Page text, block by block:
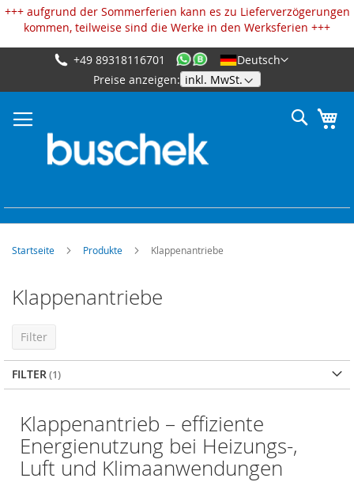
+++ aufgrund der Sommerferien kann es zu Lieferverzögerungen
kommen, teilweise sind die Werke in den Werksferien +++
Zum
Inhalt
Deutsch
Preise anzeigen:
+49 89318116701
Suche
Startseite Produkte Klappenantriebe
Klappenantriebe
Klappenantrieb – effiziente
Energienutzung bei Heizungs-,
Luft und Klimaanwendungen
Filter
FILTER
Cookie-Einstellungen